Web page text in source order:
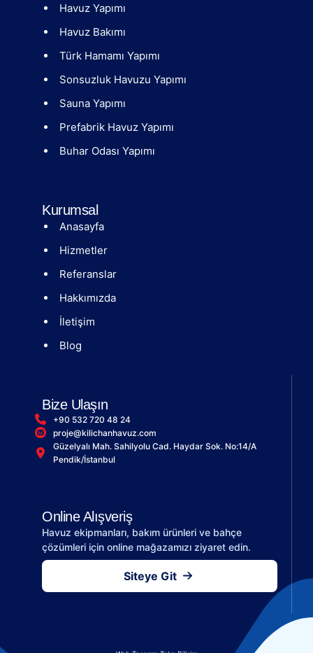
Havuz Yapımı
Havuz Bakımı
Türk Hamamı Yapımı
Sonsuzluk Havuzu Yapımı
Sauna Yapımı
Prefabrik Havuz Yapımı
Buhar Odası Yapımı
Kurumsal
Anasayfa
Hizmetler
Referanslar
Hakkımızda
İletişim
Blog
Bize Ulaşın
+90 532 720 48 24
proje@kilichanhavuz.com
Güzelyalı Mah. Sahilyolu Cad. Haydar Sok. No:14/A
Pendik/İstanbul
Online Alışveriş
Havuz ekipmanları, bakım ürünleri ve bahçe
çözümleri için online mağazamızı ziyaret edin.
Siteye Git